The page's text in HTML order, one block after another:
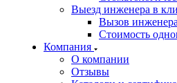
Выезд инженера в
Вызов
Стоимость
Компания
О компании
Отзывы